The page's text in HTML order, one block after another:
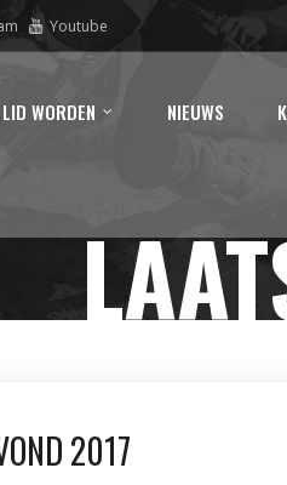
Youtube
LID WORDEN NIEUWS
2017